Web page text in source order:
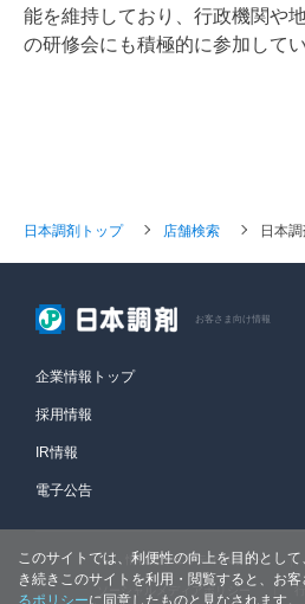
能を維持しており、行政機関や
の研修会にも積極的に参加してい
日本調剤トップ 店舗検索 日本
お客さま向け情報
企業情報トップ
採用情報
IR情報
電子公告
情報セキュリティポリシー
ソーシャルメディアポリシー
このサイトでは、利便性の向上を目的とし
き続きこのサイトを利用・閲覧すると、お
るポリシーに同意したものと見なされます